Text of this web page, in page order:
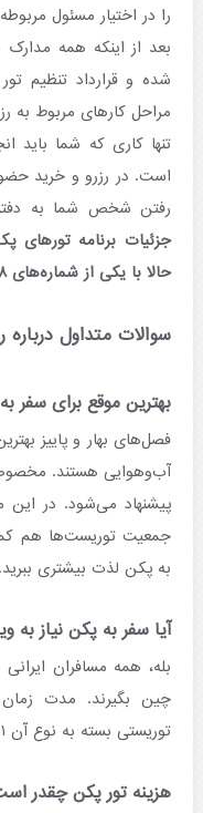
را در اختیار مسئول
بعد از اینکه همه
شده و قرارداد تنظیم
مراحل کارهای مربوط به
تنها کاری که شما باید
است. در رزرو و خرید
رفتن شخص شما به
جزئیات برنامه تورهای
حالا با یکی از شماره‌های ۲۶۴۰۹۸۲۸-۰۲۱ یا ۷۵۲۱۲-۰۲۱ تماس بگیرید.
سوالات متداول درباره
بهترین موقع برای سفر
فصل‌های بهار و پاییز
آب‌وهوایی هستند.
پیشنهاد می‌شود. در این
جمعیت توریست‌ها هم
به پکن لذت بیشتری ببرید.
آیا سفر به پکن نیاز به
بله، همه مسافران
چین بگیرند. مدت
توریستی بسته به نوع آن ۱ یا ۲ ماه است.
هزینه تور پکن چقدر